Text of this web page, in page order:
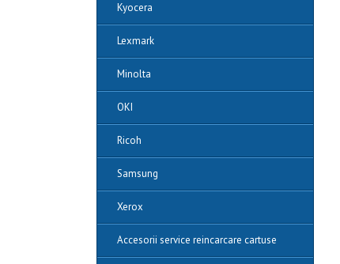
Kyocera
Lexmark
Minolta
OKI
Ricoh
Samsung
Xerox
Accesorii service reincarcare cartuse